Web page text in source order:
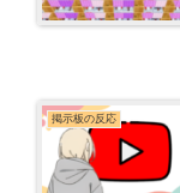
掲示板の反応